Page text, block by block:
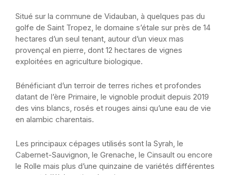
Situé sur la commune de Vidauban, à quelques pas du
golfe de Saint Tropez, le domaine s’étale sur près de 14
hectares d’un seul tenant, autour d’un vieux mas
provençal en pierre, dont 12 hectares de vignes
exploitées en agriculture biologique.
Bénéficiant d’un terroir de terres riches et profondes
datant de l’ère Primaire, le vignoble produit depuis 2019
des vins blancs, rosés et rouges ainsi qu’une eau de vie
en alambic charentais.
Les principaux cépages utilisés sont la Syrah, le
Cabernet-Sauvignon, le Grenache, le Cinsault ou encore
le Rolle mais plus d’une quinzaine de variétés différentes